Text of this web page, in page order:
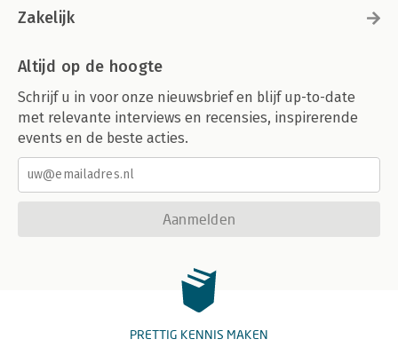
Zakelijk
Altijd op de hoogte
Schrijf u in voor onze nieuwsbrief en blijf up-to-date
met relevante interviews en recensies, inspirerende
events en de beste acties.
Aanmelden
PRETTIG KENNIS MAKEN